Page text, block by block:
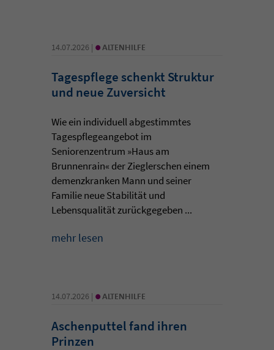
14.07.2026 | • ALTENHILFE
Tagespflege schenkt Struktur
und neue Zuversicht
Wie ein individuell abgestimmtes
Tagespflegeangebot im
Seniorenzentrum »Haus am
Brunnenrain« der Zieglerschen einem
demenzkranken Mann und seiner
Familie neue Stabilität und
Lebensqualität zurückgegeben ...
mehr lesen
14.07.2026 | • ALTENHILFE
Aschenputtel fand ihren
Prinzen